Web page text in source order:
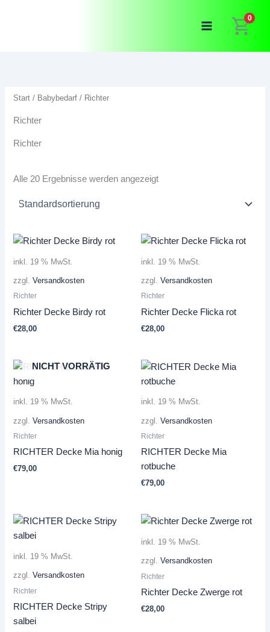
0
Start / Babybedarf / Richter
Richter
Richter
Alle 20 Ergebnisse werden angezeigt
inkl. 19 % MwSt.
zzgl.Versandkosten
Richter
Richter Decke Birdy rot
€28,00
inkl. 19 % MwSt.
zzgl. Versandkosten
Richter
Richter Decke Flicka rot
€28,00
NICHT VORRÄTIG
inkl. 19 % MwSt.
zzgl.Versandkosten
Richter
RICHTER Decke Mia honig
€79,00
inkl. 19 % MwSt.
zzgl. Versandkosten
Richter
RICHTER Decke Mia
rotbuche
€79,00
inkl. 19 % MwSt.
zzgl.Versandkosten
Richter
RICHTER Decke Stripy
salbei
inkl. 19 % MwSt.
zzgl. Versandkosten
Richter
Richter Decke Zwerge rot
€28,00